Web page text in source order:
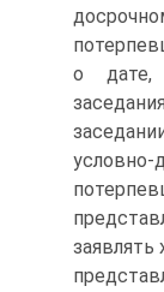
о дате,
заявлять